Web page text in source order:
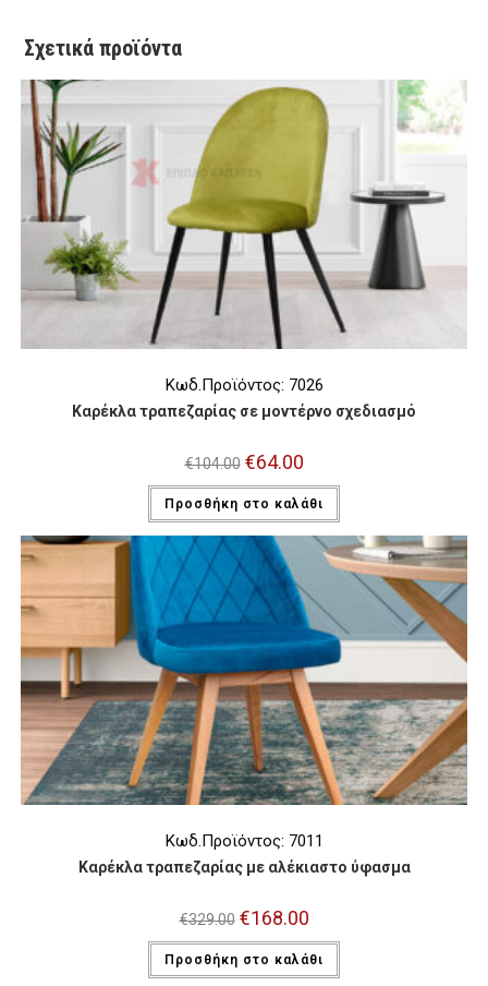
Σχετικά προϊόντα
Κωδ.Προϊόντος: 7026
Καρέκλα τραπεζαρίας σε μοντέρνο σχεδιασμό
€104.00 Original
price
was:
€104.00.
€64.00Η
τιμή
είναι:
€64.00.
Προσθήκη στο καλάθι
Κωδ.Προϊόντος: 7011
Καρέκλα τραπεζαρίας με αλέκιαστο ύφασμα
€329.00 Original
price
was:
€329.00.
€168.00Η
τιμή
είναι:
€168.00.
Προσθήκη στο καλάθι